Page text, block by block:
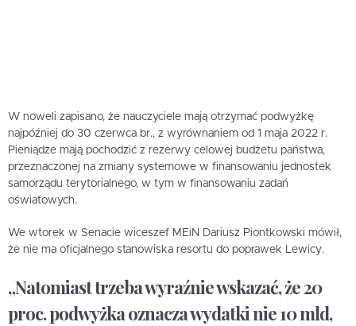
W noweli zapisano, że nauczyciele mają otrzymać podwyżkę
najpóźniej do 30 czerwca br., z wyrównaniem od 1 maja 2022 r.
Pieniądze mają pochodzić z rezerwy celowej budżetu państwa,
przeznaczonej na zmiany systemowe w finansowaniu jednostek
samorządu terytorialnego, w tym w finansowaniu zadań
oświatowych.
We wtorek w Senacie wiceszef MEiN Dariusz Piontkowski mówił,
że nie ma oficjalnego stanowiska resortu do poprawek Lewicy.
„Natomiast trzeba wyraźnie wskazać, że 20
proc. podwyżka oznacza wydatki nie 10 mld,